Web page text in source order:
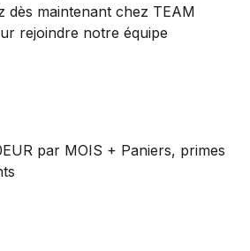
dès maintenant chez TEAM
rejoindre notre équipe
par MOIS + Paniers, primes